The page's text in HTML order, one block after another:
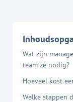
Wat zijn
team ze nodig?
Hoeveel kost
Welke stappen